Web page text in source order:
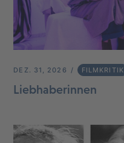
DEZ. 31, 2026 FILMKRITIK
Liebhaberinnen